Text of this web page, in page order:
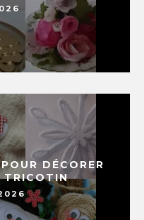
DÉCORER
TRICOTIN